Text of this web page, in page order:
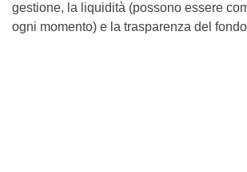
gestione, la liquidità (possono essere
ogni momento) e la trasparenza del